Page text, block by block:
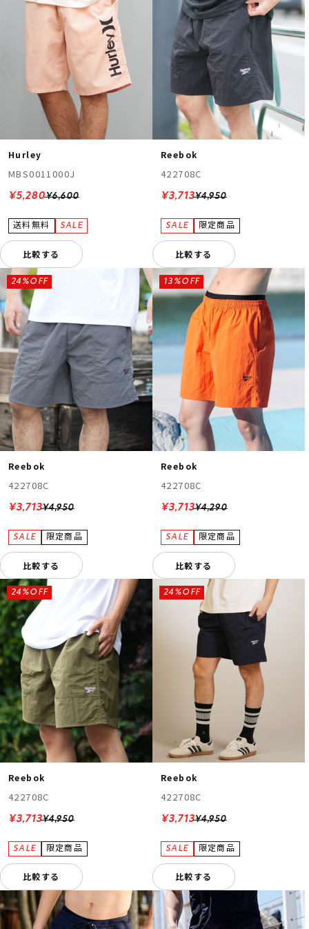
Hurley
MBS0011000J
¥6,600
¥5,280
比較する
Reebok
422708C
¥4,950
¥3,713
比較する
Reebok
422708C
¥4,950
24%OFF
¥3,713
比較する
Reebok
422708C
¥4,290
13%OFF
¥3,713
比較する
Reebok
422708C
¥4,950
24%OFF
¥3,713
比較する
Reebok
422708C
¥4,950
24%OFF
¥3,713
比較する